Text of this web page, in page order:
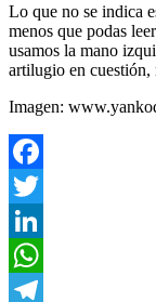
Lo que no se indica
menos que podas
usamos la mano
artilugio en cuestión,
Imagen:
Facebook
Twitter
LinkedIn
WhatsApp